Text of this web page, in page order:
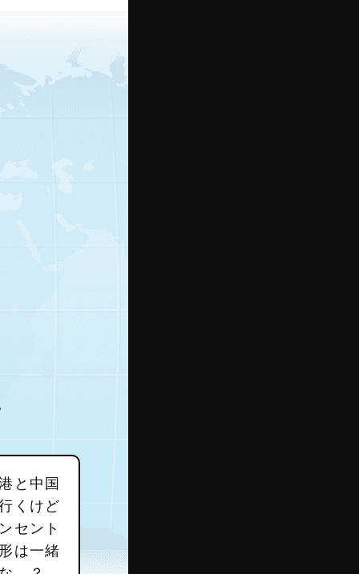
と中国
くけど
セント
は一緒